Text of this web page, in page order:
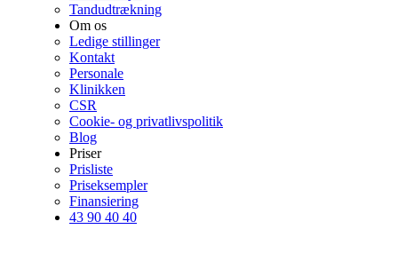
Tandudtrækning
Om os
Ledige stillinger
Kontakt
Personale
Klinikken
CSR
Cookie- og privatlivspolitik
Blog
Priser
Prisliste
Priseksempler
Finansiering
43 90 40 40